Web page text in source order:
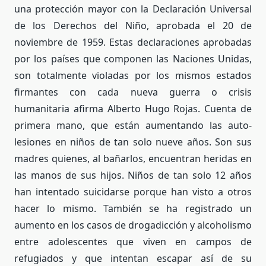
una protección mayor con la Declaración Universal
de los Derechos del Niño, aprobada el 20 de
noviembre de 1959. Estas declaraciones aprobadas
por los países que componen las Naciones Unidas,
son totalmente violadas por los mismos estados
firmantes con cada nueva guerra o crisis
humanitaria afirma Alberto Hugo Rojas. Cuenta de
primera mano, que están aumentando las auto-
lesiones en niños de tan solo nueve años. Son sus
madres quienes, al bañarlos, encuentran heridas en
las manos de sus hijos. Niños de tan solo 12 años
han intentado suicidarse porque han visto a otros
hacer lo mismo. También se ha registrado un
aumento en los casos de drogadicción y alcoholismo
entre adolescentes que viven en campos de
refugiados y que intentan escapar así de su